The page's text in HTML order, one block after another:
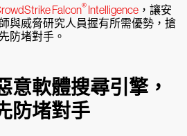
Falcon®Intelligence，讓安
與威脅研究人員握有所需優勢，搶
先防堵對手。
意軟體搜尋引擎，
防堵對手